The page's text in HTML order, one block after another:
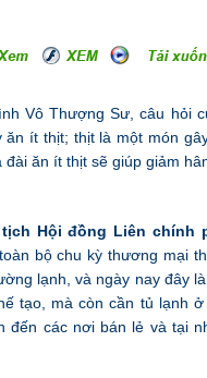
Vô Thượng Sư, câu hỏi
ăn ít thịt; thịt là một món
ăn ít thịt sẽ giúp giảm
tịch Hội đồng Liên chính
bộ chu kỳ thương mại
lạnh, và ngày nay đây
tạo, mà còn cần tủ lạnh
đến các nơi bán lẻ và tại